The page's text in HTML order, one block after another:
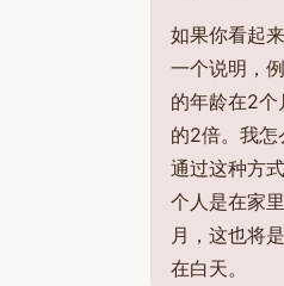
如果你看起
一个说明，
的年龄在2
的2倍。我怎
通过这种方
个人是在家
月，这也将
在白天。